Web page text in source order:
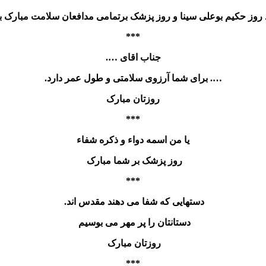
روز حکیم بوعلی سینا و روز پزشک برتمامی مدافعان سلامت مبارک
***
جناب اقای ….
…. برای شما آرزوی سلامتی و طول عمر دارد.
روزتان مبارک
***
یا من اسمه دواء و ذکره شفاء
روز پزشک بر شما مبارک
***
دستهایی که شفا می دهند مقدس اند.
دستانتان را پر مهر می بوسیم
روزتان مبارک
***